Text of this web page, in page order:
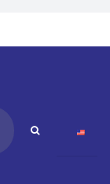
Search